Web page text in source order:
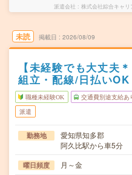
派遣会社 株式会社綜合キャ
未読 掲載日 2026/08/09
【未経験でも大丈夫
組立・配線/日払いOK
職種未経験OK 交通費別途支給あ
派遣
勤務地
愛知県知多郡
阿久比駅から車5分
曜日頻度 月～金